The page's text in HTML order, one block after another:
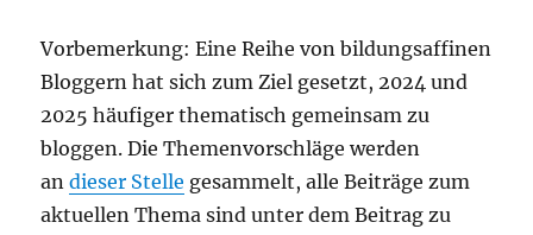
die
Frankfurter
Schule
Vorbemerkung: Eine Reihe von bildungsaffinen
Bloggern hat sich zum Ziel gesetzt, 2024 und
2025 häufiger thematisch gemeinsam zu
bloggen. Die Themenvorschläge werden
andieser Stelle gesammelt, alle Beiträge zum
aktuellen Thema sind unter dem Beitrag zu